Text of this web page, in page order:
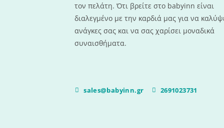
τον πελάτη. Ότι βρείτε στο babyinn είναι
διαλεγμένο με την καρδιά μας για να
ανάγκες σας και να σας χαρίσει μοναδικά
συναισθήματα.
sales@babyinn.gr 2691023731